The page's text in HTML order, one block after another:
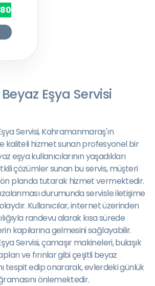
Eşya Servisi
Servisi, Kahramanmaraş'ın
kaliteli hizmet sunan profesyonel bir
eşya kullanıcılarının yaşadıkları
çözümler sunan bu servis, müşteri
planda tutarak hizmet vermektedir.
durumunda servisle iletişime
Kullanıcılar, internet üzerinden
randevu alarak kısa sürede
kapılarına gelmesini sağlayabilir.
Servisi, çamaşır makineleri, bulaşık
ve fırınlar gibi çeşitli beyaz
tespit edip onararak, evlerdeki günlük
önlemektedir.